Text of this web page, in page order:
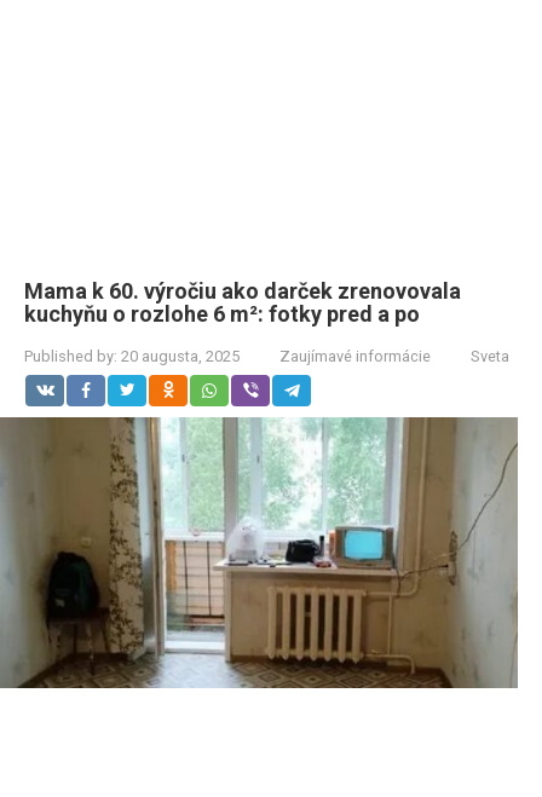
Mama k 60. výročiu ako darček zrenovovala
kuchyňu o rozlohe 6 m²: fotky pred a po
Published by: 20 augusta, 2025 Zaujímavé informácie Sveta